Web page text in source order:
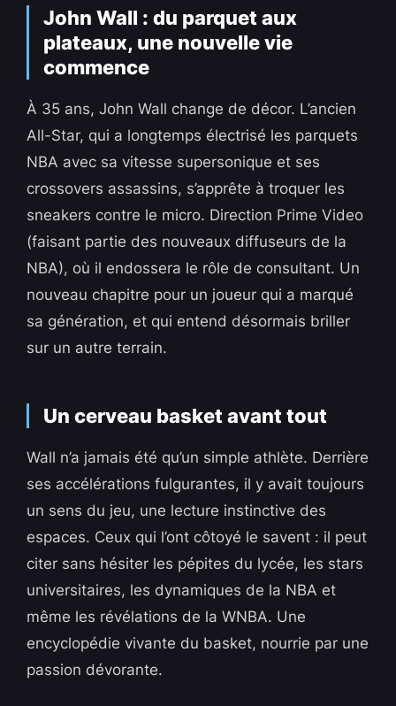
John Wall : du parquet aux
plateaux, une nouvelle vie
commence
À 35 ans, John Wall change de décor. L’ancien
All-Star, qui a longtemps électrisé les parquets
NBA avec sa vitesse supersonique et ses
crossovers assassins, s’apprête à troquer les
sneakers contre le micro. Direction Prime Video
(faisant partie des nouveaux diffuseurs de la
NBA), où il endossera le rôle de consultant. Un
nouveau chapitre pour un joueur qui a marqué
sa génération, et qui entend désormais briller
sur un autre terrain.
Un cerveau basket avant tout
Wall n’a jamais été qu’un simple athlète. Derrière
ses accélérations fulgurantes, il y avait toujours
un sens du jeu, une lecture instinctive des
espaces. Ceux qui l’ont côtoyé le savent : il peut
citer sans hésiter les pépites du lycée, les stars
universitaires, les dynamiques de la NBA et
même les révélations de la WNBA. Une
encyclopédie vivante du basket, nourrie par une
passion dévorante.